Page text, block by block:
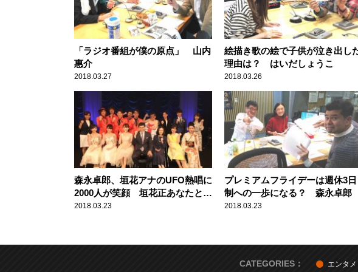
「ラジオ番組が僕の原点」 山内
惠介
2018.03.27
絵描き歌の絵で子供が泣き出し
理由は？ はいだしょうこ
2018.03.26
森永卓郎、垣花アナのUFO熱唱に
2000人が笑顔 垣花正あなたとハ
ッピー歌謡祭2
2018.03.23
プレミアムフライデーは週休3日
制への一歩になる？ 森永卓郎
2018.03.23
CATEGORIES： エンタメ